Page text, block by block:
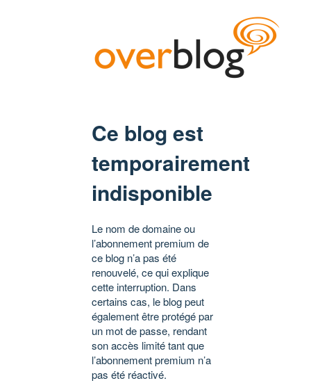
Ce blog est
temporairement
indisponible
Le nom de domaine ou
l’abonnement premium de
ce blog n’a pas été
renouvelé, ce qui explique
cette interruption. Dans
certains cas, le blog peut
également être protégé par
un mot de passe, rendant
son accès limité tant que
l’abonnement premium n’a
pas été réactivé.